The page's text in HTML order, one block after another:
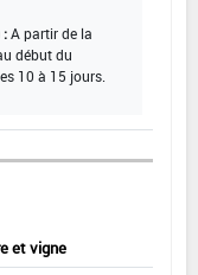
:A partir de la
début du
10 à 15 jours.
et vigne